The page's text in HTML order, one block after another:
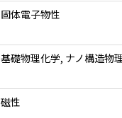
固体電子物性
基礎物理化学, ナノ構造物
磁性